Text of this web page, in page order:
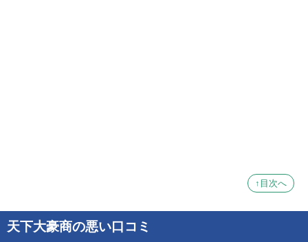
↑目次へ
天下大豪商の悪い口コミ